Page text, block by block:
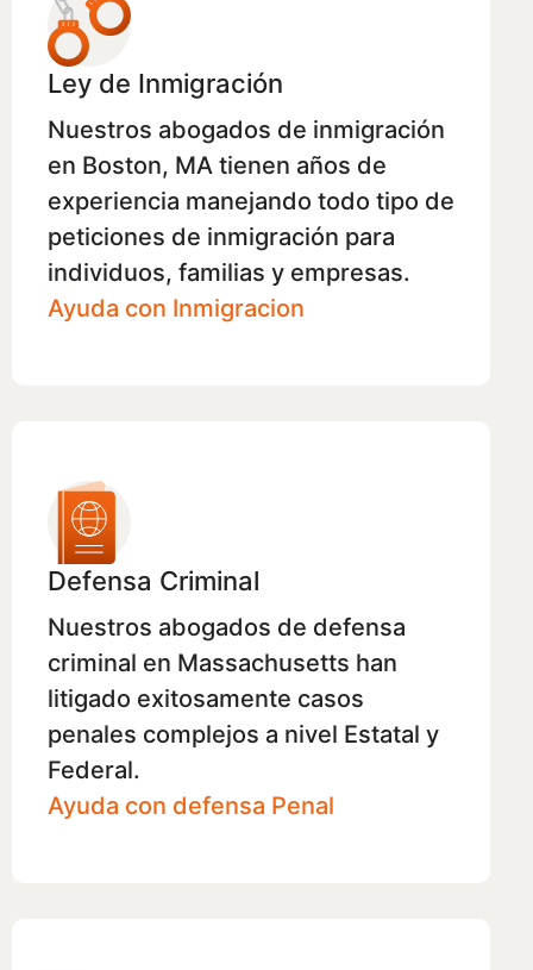
Ley de Inmigración
Nuestros abogados de inmigración
en Boston, MA tienen años de
experiencia manejando todo tipo de
peticiones de inmigración para
individuos, familias y empresas.
Ayuda con Inmigracion
Defensa Criminal
Nuestros abogados de defensa
criminal en Massachusetts han
litigado exitosamente casos
penales complejos a nivel Estatal y
Federal.
Ayuda con defensa Penal